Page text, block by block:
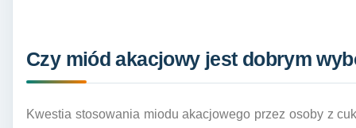
Czy miód akacjowy jest dobrym
Kwestia stosowania miodu akacjowego przez osoby z